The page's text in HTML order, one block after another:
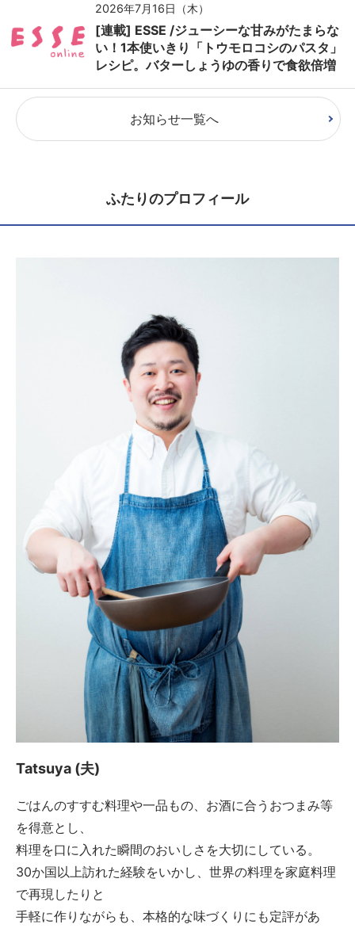
2026年7月16日（木）
[連載] ESSE /ジューシーな甘みがたまらな
い！1本使いきり「トウモロコシのパスタ」
レシピ。バターしょうゆの香りで食欲倍増
お知らせ一覧へ
ふたりのプロフィール
Tatsuya (夫)
ごはんのすすむ料理や一品もの、お酒に合うおつまみ等
を得意とし、
料理を口に入れた瞬間のおいしさを大切にしている。
30か国以上訪れた経験をいかし、世界の料理を家庭料理
で再現したりと
手軽に作りながらも、本格的な味づくりにも定評があ